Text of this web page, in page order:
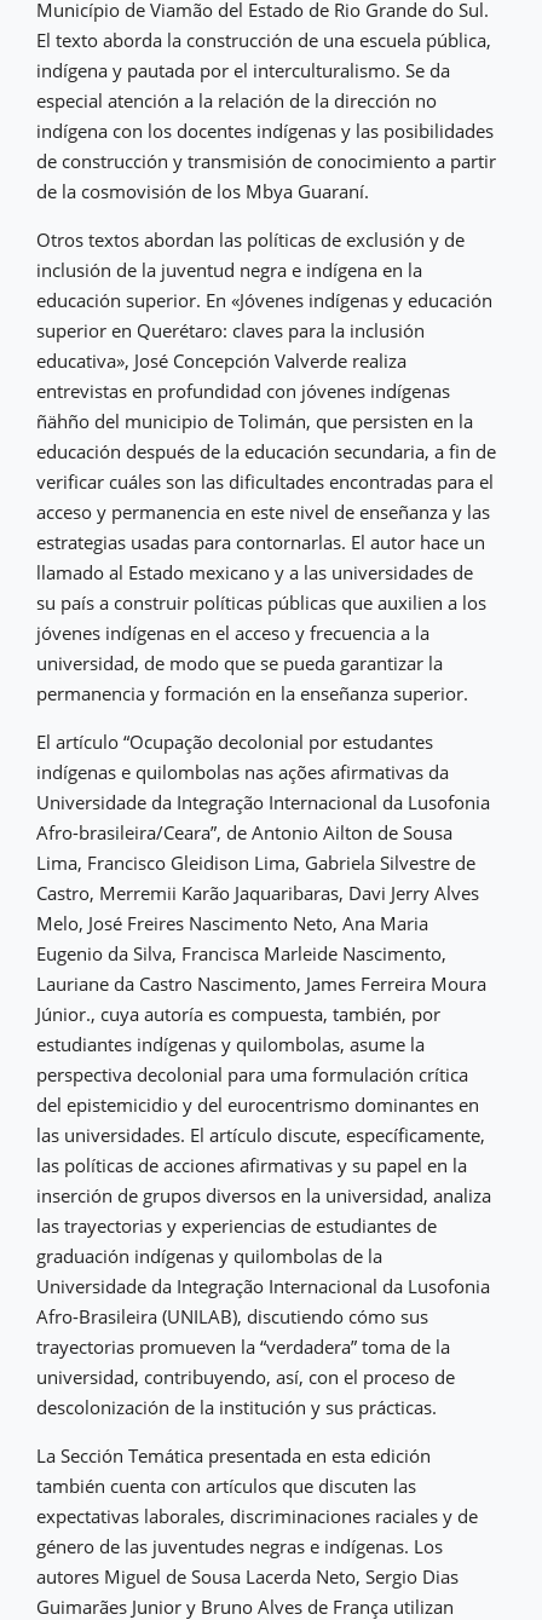
Município de Viamão del Estado de Rio Grande do Sul.
El texto aborda la construcción de una escuela pública,
indígena y pautada por el interculturalismo. Se da
especial atención a la relación de la dirección no
indígena con los docentes indígenas y las posibilidades
de construcción y transmisión de conocimiento a partir
de la cosmovisión de los Mbya Guaraní.
Otros textos abordan las políticas de exclusión y de
inclusión de la juventud negra e indígena en la
educación superior. En «Jóvenes indígenas y educación
superior en Querétaro: claves para la inclusión
educativa», José Concepción Valverde realiza
entrevistas en profundidad con jóvenes indígenas
ñähño del municipio de Tolimán, que persisten en la
educación después de la educación secundaria, a fin de
verificar cuáles son las dificultades encontradas para el
acceso y permanencia en este nivel de enseñanza y las
estrategias usadas para contornarlas. El autor hace un
llamado al Estado mexicano y a las universidades de
su país a construir políticas públicas que auxilien a los
jóvenes indígenas en el acceso y frecuencia a la
universidad, de modo que se pueda garantizar la
permanencia y formación en la enseñanza superior.
El artículo “Ocupação decolonial por estudantes
indígenas e quilombolas nas ações afirmativas da
Universidade da Integração Internacional da Lusofonia
Afro-brasileira/Ceara”, de Antonio Ailton de Sousa
Lima, Francisco Gleidison Lima, Gabriela Silvestre de
Castro, Merremii Karão Jaquaribaras, Davi Jerry Alves
Melo, José Freires Nascimento Neto, Ana Maria
Eugenio da Silva, Francisca Marleide Nascimento,
Lauriane da Castro Nascimento, James Ferreira Moura
Júnior., cuya autoría es compuesta, también, por
estudiantes indígenas y quilombolas, asume la
perspectiva decolonial para uma formulación crítica
del epistemicidio y del eurocentrismo dominantes en
las universidades. El artículo discute, específicamente,
las políticas de acciones afirmativas y su papel en la
inserción de grupos diversos en la universidad, analiza
las trayectorias y experiencias de estudiantes de
graduación indígenas y quilombolas de la
Universidade da Integração Internacional da Lusofonia
Afro-Brasileira (UNILAB), discutiendo cómo sus
trayectorias promueven la “verdadera” toma de la
universidad, contribuyendo, así, con el proceso de
descolonización de la institución y sus prácticas.
La Sección Temática presentada en esta edición
también cuenta con artículos que discuten las
expectativas laborales, discriminaciones raciales y de
género de las juventudes negras e indígenas. Los
autores Miguel de Sousa Lacerda Neto, Sergio Dias
Guimarães Junior y Bruno Alves de França utilizan